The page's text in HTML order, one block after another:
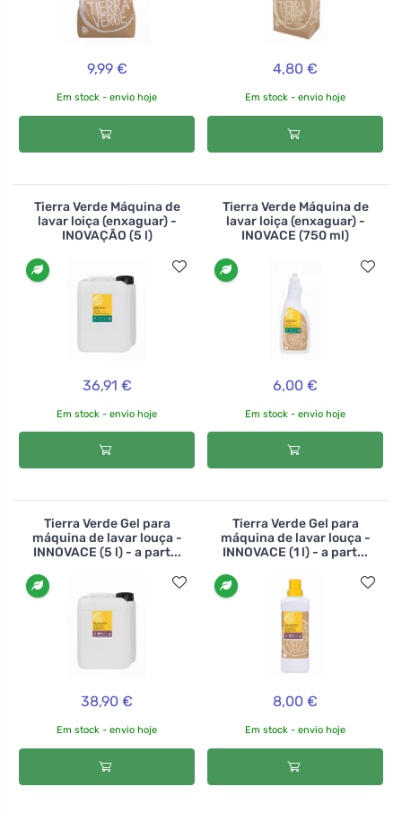
9,99 €
Em stock - envio hoje
4,80 €
Em stock - envio hoje
Tierra Verde Máquina de
lavar loiça (enxaguar) -
INOVAÇÃO (5 l)
36,91 €
Em stock - envio hoje
Tierra Verde Máquina de
lavar loiça (enxaguar) -
INOVACE (750 ml)
6,00 €
Em stock - envio hoje
Tierra Verde Gel para
máquina de lavar louça -
INNOVACE (5 l) - a part...
38,90 €
Em stock - envio hoje
Tierra Verde Gel para
máquina de lavar louça -
INNOVACE (1 l) - a part...
8,00 €
Em stock - envio hoje